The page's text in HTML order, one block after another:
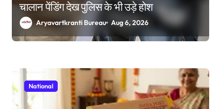
चालान पेंडिंग देख पुलिस के भी उड़े होश
Aryavartkranti Bureau Aug 6, 2026
National